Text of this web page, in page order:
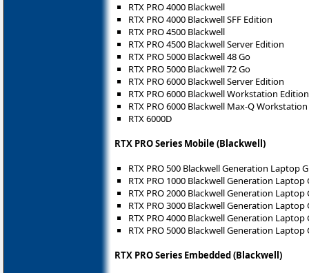
RTX PRO 4000 Blackwell
RTX PRO 4000 Blackwell SFF Edition
RTX PRO 4500 Blackwell
RTX PRO 4500 Blackwell Server Edition
RTX PRO 5000 Blackwell 48 Go
RTX PRO 5000 Blackwell 72 Go
RTX PRO 6000 Blackwell Server Edition
RTX PRO 6000 Blackwell Workstation Edition
RTX PRO 6000 Blackwell Max-Q
RTX 6000D
RTX PRO Series Mobile (Blackwell)
RTX PRO 500 Blackwell Generation Laptop
RTX PRO 1000 Blackwell Generation Laptop
RTX PRO 2000 Blackwell Generation Laptop
RTX PRO 3000 Blackwell Generation Laptop
RTX PRO 4000 Blackwell Generation Laptop
RTX PRO 5000 Blackwell Generation Laptop
RTX PRO Series Embedded (Blackwell)